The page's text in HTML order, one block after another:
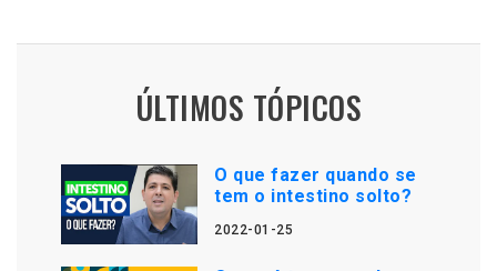
ÚLTIMOS TÓPICOS
O que fazer quando se
tem o intestino solto?
2022-01-25